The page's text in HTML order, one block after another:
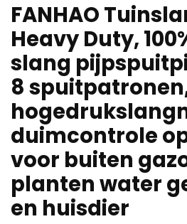
FANHAO
Heavy Duty,
slang
8
duimcontrole
voor buiten
planten water
en huisdier